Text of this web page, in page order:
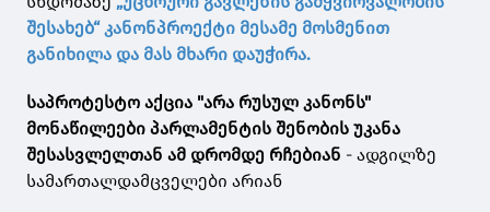
შესახებ“ კანონპროექტი მესამე მოსმენით
განიხილა და მას მხარი დაუჭირა.
საპროტესტო აქცია "არა რუსულ კანონს"
მონაწილეები პარლამენტის შენობის უკანა
შესასვლელთან ამ დრომდე რჩებიან - ადგილზე
სამართალდამცველები არიან